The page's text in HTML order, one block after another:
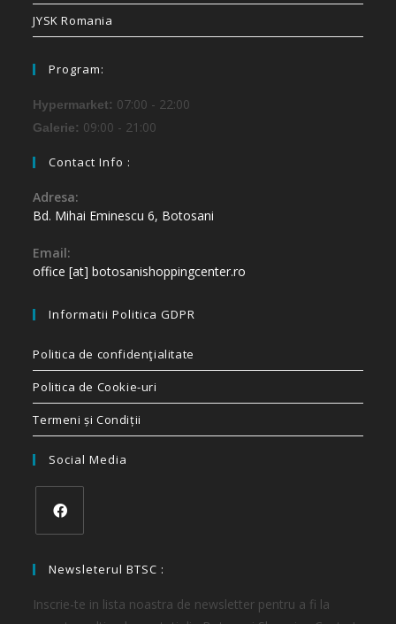
JYSK Romania
Program:
Hypermarket: 07:00 - 22:00
Galerie: 09:00 - 21:00
Contact Info :
Adresa:
Bd. Mihai Eminescu 6, Botosani
Email:
office [at] botosanishoppingcenter.ro
Informatii Politica GDPR
Politica de confidenţialitate
Politica de Cookie-uri
Termeni și Condiții
Social Media
Newsleterul BTSC :
Inscrie-te in lista noastra de newsletter pentru a fi la